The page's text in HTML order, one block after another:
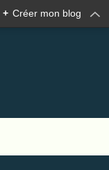
+ Créer mon blog